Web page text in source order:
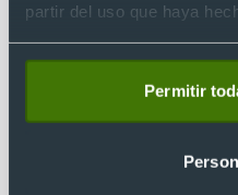
partir del uso que haya
Permitir
Artículos para la cocina